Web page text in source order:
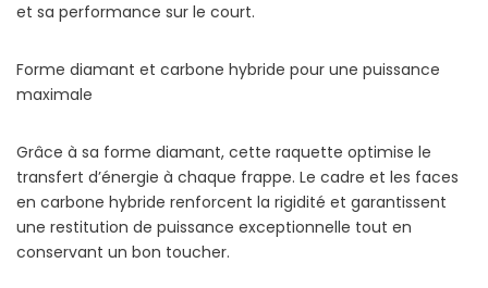
et sa performance sur le court.
Forme diamant et carbone hybride pour une puissance
maximale
Grâce à sa forme diamant, cette raquette optimise le
transfert d’énergie à chaque frappe. Le cadre et les faces
en carbone hybride renforcent la rigidité et garantissent
une restitution de puissance exceptionnelle tout en
conservant un bon toucher.